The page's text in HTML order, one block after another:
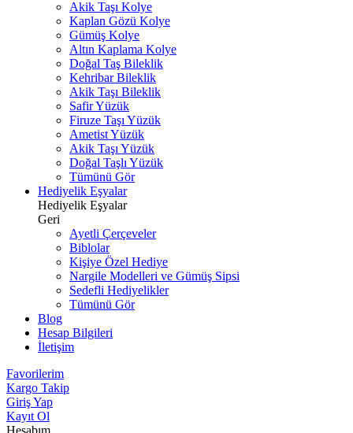
Akik Taşı Kolye
Kaplan Gözü Kolye
Gümüş Kolye
Altın Kaplama Kolye
Doğal Taş Bileklik
Kehribar Bileklik
Akik Taşı Bileklik
Safir Yüzük
Firuze Taşı Yüzük
Ametist Yüzük
Akik Taşı Yüzük
Doğal Taşlı Yüzük
Tümünü Gör
Hediyelik Eşyalar
Hediyelik Eşyalar
Geri
Ayetli Çerçeveler
Biblolar
Kişiye Özel Hediye
Nargile Modelleri ve Gümüş Sipsi
Sedefli Hediyelikler
Tümünü Gör
Blog
Hesap Bilgileri
İletişim
Favorilerim
Kargo Takip
Giriş Yap
Kayıt Ol
Hesabım